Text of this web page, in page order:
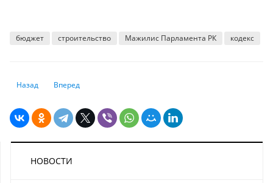
бюджет строительство Мажилис Парламента РК кодекс
Предыдущий: Инфляция и дефляция: как менялись цены на продукты
Назад Следующий: Автопроизводители отреагировали на
Вперед
НОВОСТИ